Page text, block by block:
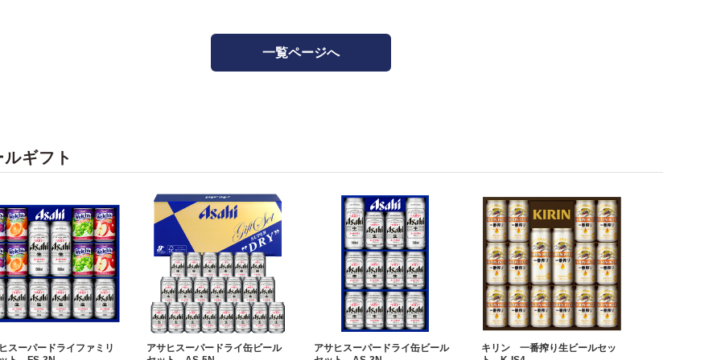
一覧ページへ
ギフト
スーパードライファミリ
アサヒスーパードライ缶ビール
アサヒスーパードライ缶ビール
キリン 一番搾り生ビールセッ